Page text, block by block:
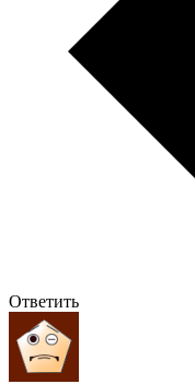
Ответить